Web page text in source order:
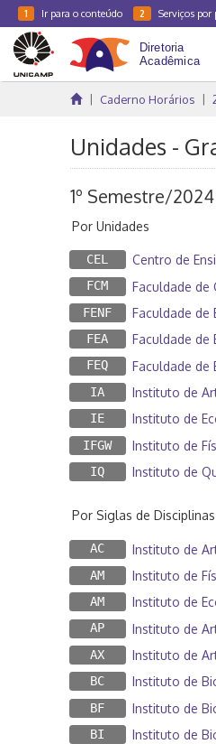
1 Ir para o conteúdo 2 Serviços por
Caderno Horários
Unidades -
1º Semestre/2024
Por Unidades
CEL Centro de
FCM Faculdade de
FENF Faculdade de
FEA Faculdade de
FEQ Faculdade de
IA Instituto de
IE Instituto de
IFGW Instituto de
IQ Instituto de
Por Siglas de Disciplinas
AC Instituto de
AM Instituto de
AM Instituto de
AP Instituto de
AX Instituto de
BC Instituto de
BF Instituto de
BI Instituto de